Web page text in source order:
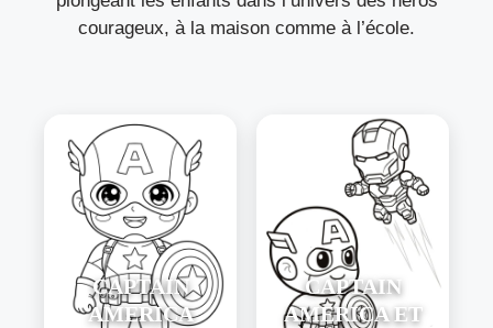
courageux, à la maison comme à l’école.
CAPTAIN
AMERICA
CAPTAIN
AMERICA ET